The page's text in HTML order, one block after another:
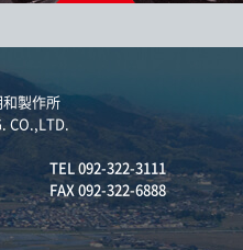
製作所
CO.,LTD.
TEL 092-322-3111
FAX 092-322-6888